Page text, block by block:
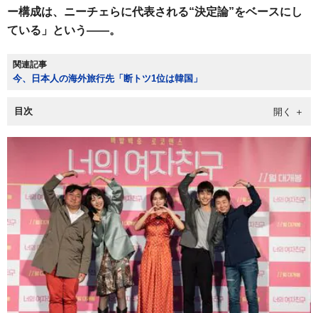
ー構成は、ニーチェらに代表される“決定論”をベースにし
ている」という――。
関連記事
今、日本人の海外旅行先「断トツ1位は韓国」
目次